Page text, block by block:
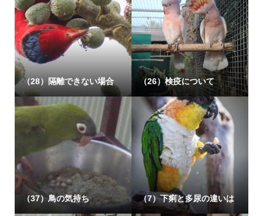
（28）隔離できない場合 （26）検疫について
（37）鳥の気持ち （7）下痢と多尿の違いは